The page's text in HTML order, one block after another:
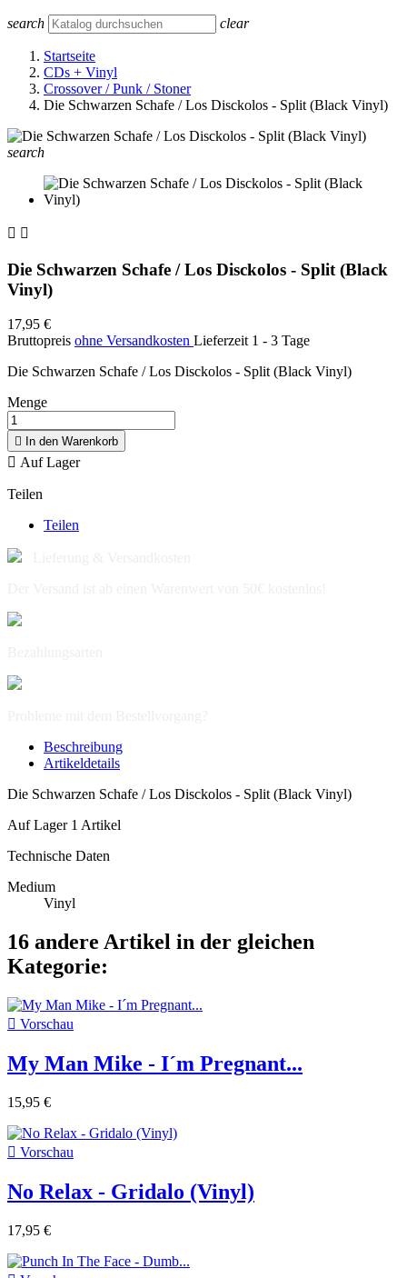
search clear
Startseite
CDs + Vinyl
Crossover / Punk / Stoner
Die Schwarzen Schafe / Los Disckolos - Split (Black Vinyl)
search
 
Die Schwarzen Schafe / Los Disckolos - Split (Black
Vinyl)
17,95 €
Bruttopreis ohne Versandkosten Lieferzeit 1 - 3 Tage
Die Schwarzen Schafe / Los Disckolos - Split (Black Vinyl)
Menge
 In den Warenkorb
 Auf Lager
Teilen
Teilen
Beschreibung
Artikeldetails
Die Schwarzen Schafe / Los Disckolos - Split (Black Vinyl)
Auf Lager 1 Artikel
Technische Daten
Medium
Vinyl
16 andere Artikel in der gleichen
Kategorie:
 Vorschau
My Man Mike - I´m Pregnant...
15,95 €
 Vorschau
No Relax - Gridalo (Vinyl)
17,95 €